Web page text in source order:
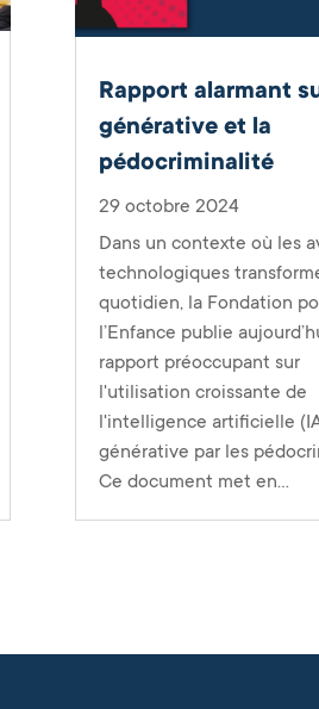
Rapport alarmant
générative et la
pédocriminalité
29 octobre 2024
Dans un contexte où les
technologiques
quotidien, la Fondation
l’Enfance publie
rapport préoccupant sur
l'utilisation croissante de
l'intelligence artificielle
générative par les
Ce document met en...